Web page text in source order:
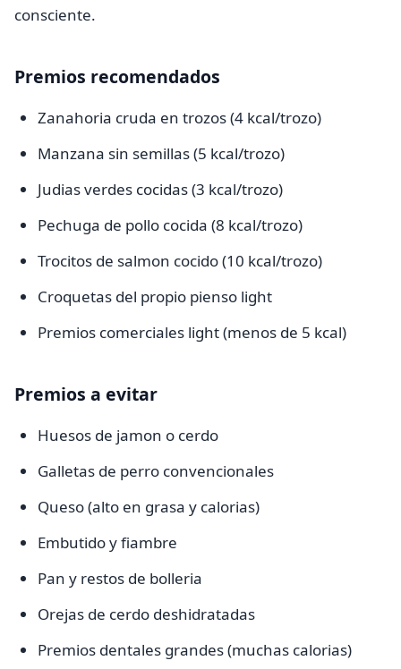
consciente.
Premios recomendados
Zanahoria cruda en trozos (4 kcal/trozo)
Manzana sin semillas (5 kcal/trozo)
Judias verdes cocidas (3 kcal/trozo)
Pechuga de pollo cocida (8 kcal/trozo)
Trocitos de salmon cocido (10 kcal/trozo)
Croquetas del propio pienso light
Premios comerciales light (menos de 5 kcal)
Premios a evitar
Huesos de jamon o cerdo
Galletas de perro convencionales
Queso (alto en grasa y calorias)
Embutido y fiambre
Pan y restos de bolleria
Orejas de cerdo deshidratadas
Premios dentales grandes (muchas calorias)